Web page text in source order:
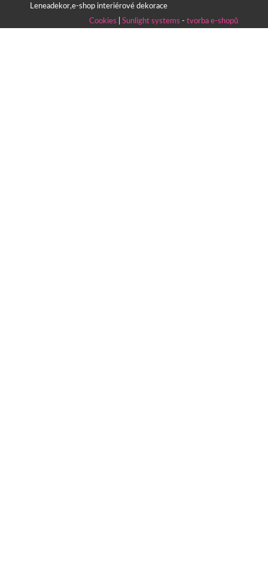
Leneadekor,e-shop interiérové dekorace
Cookies
Sunlight systems - tvorba e-shopů